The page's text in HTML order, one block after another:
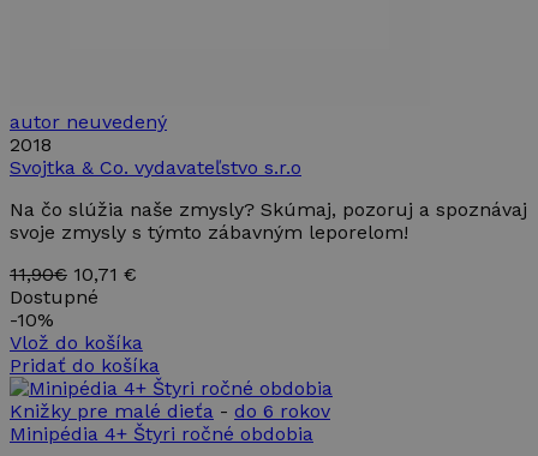
autor neuvedený
2018
Svojtka & Co. vydavateľstvo s.r.o
Na čo slúžia naše zmysly? Skúmaj, pozoruj a spoznávaj
svoje zmysly s týmto zábavným leporelom!
11,90€ 10,71 €
Dostupné
-10%
Vlož do košíka
Pridať do košíka
Knižky pre malé dieťa - do 6 rokov
Minipédia 4+ Štyri ročné obdobia